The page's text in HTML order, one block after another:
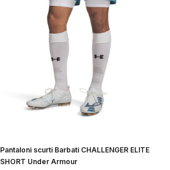
Pantaloni scurti Barbati CHALLENGER ELITE
SHORT Under Armour